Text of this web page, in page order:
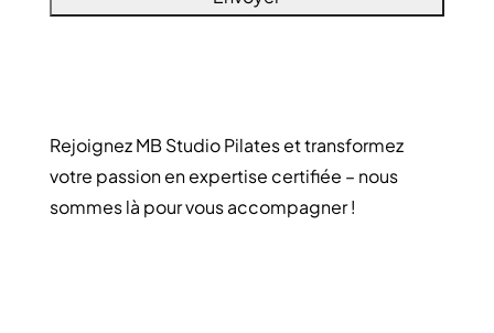
Rejoignez MB Studio Pilates et transformez
votre passion en expertise certifiée – nous
sommes là pour vous accompagner !